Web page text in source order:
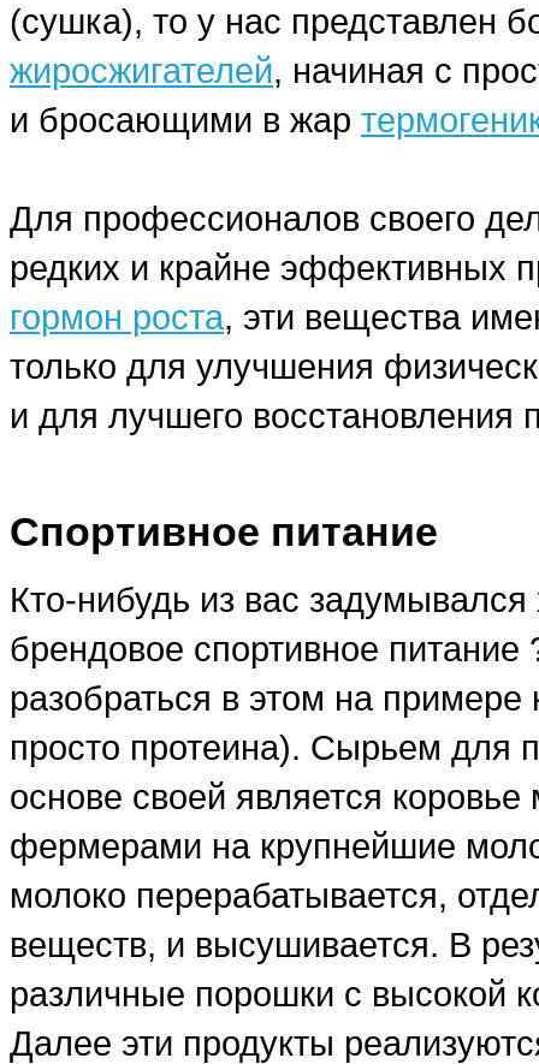
(сушка), то у нас представлен
жиросжигателей, начиная с
и бросающими в жар
Для профессионалов своего
редких и крайне эффективных
гормон роста, эти вещества
только для улучшения
и для лучшего восстановления
Спортивное питание
Кто-нибудь из вас
брендовое спортивное
разобраться в этом на примере
просто протеина). Сырьем для
основе своей является
фермерами на крупнейшие
молоко перерабатывается,
веществ, и высушивается. В
различные порошки с высокой
Далее эти продукты